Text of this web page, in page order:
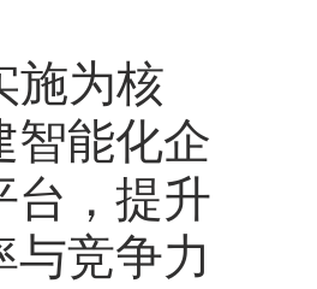
施为核
智能化企
台，提升
竞争力